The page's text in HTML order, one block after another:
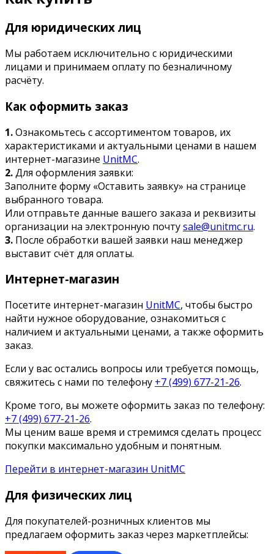
Для юридических лиц
Мы работаем исключительно с юридическими
лицами и принимаем оплату по безналичному
расчёту.
Как оформить заказ
1.Ознакомьтесь с ассортиментом товаров, их
характеристиками и актуальными ценами в нашем
интернет-магазине UnitMC.
2.Для оформления заявки:
Заполните форму «Оставить заявку» на странице
выбранного товара.
Или отправьте данные вашего заказа и реквизиты
организации на электронную почтуsale@unitmc.ru.
3. После обработки вашей заявки наш менеджер
выставит счёт для оплаты.
Интернет-магазин
Посетите интернет-магазин UnitMC, чтобы быстро
найти нужное оборудование, ознакомиться с
наличием и актуальными ценами, а также оформить
заказ.
Если у вас остались вопросы или требуется помощь,
свяжитесь с нами по телефону +7 (499) 677-21-26.
Кроме того, вы можете оформить заказ по телефону:
+7 (499) 677-21-26.
Мы ценим ваше время и стремимся сделать процесс
покупки максимально удобным и понятным.
Перейти в интернет-магазин UnitMC
Для физических лиц
Для покупателей-розничных клиентов мы
предлагаем оформить заказ через маркетплейсы: